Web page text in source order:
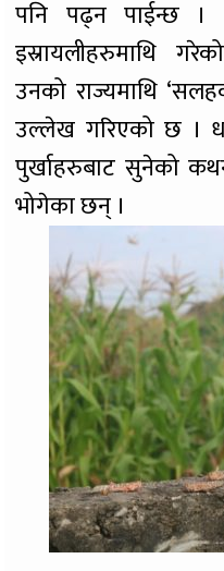
पनि पढ्न पाईन्छ ।
इस्रायलीहरुमाथि
उनको राज्यमाथि
उल्लेख गरिएको छ ।
पुर्खाहरुबाट सुनेको
भोगेका छन् ।